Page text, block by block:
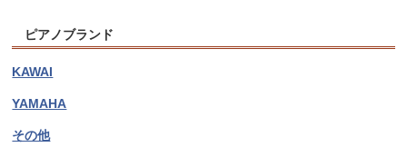
ピアノブランド
KAWAI
YAMAHA
その他